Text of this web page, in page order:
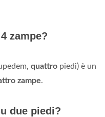
zampe?
quattro piedi) è un
zampe.
due piedi?